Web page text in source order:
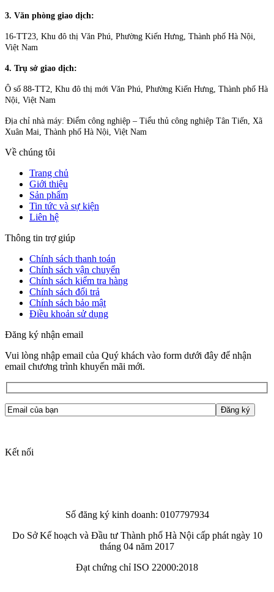
3. Văn phòng giao dịch:
16-TT23, Khu đô thị Văn Phú, Phường Kiến Hưng, Thành phố Hà Nội,
Việt Nam
4. Trụ sở giao dịch:
Ô số 88-TT2, Khu đô thị mới Văn Phú, Phường Kiến Hưng, Thành phố Hà
Nội, Việt Nam
Địa chỉ nhà máy: Điểm công nghiệp – Tiểu thủ công nghiệp Tân Tiến, Xã
Xuân Mai, Thành phố Hà Nội, Việt Nam
Về chúng tôi
Trang chủ
Giới thiệu
Sản phẩm
Tin tức và sự kiện
Liên hệ
Thông tin trợ giúp
Chính sách thanh toán
Chính sách vận chuyển
Chính sách kiểm tra hàng
Chính sách đổi trả
Chính sách bảo mật
Điều khoản sử dụng
Đăng ký nhận email
Vui lòng nhập email của Quý khách vào form dưới đây để nhận
email chương trình khuyến mãi mới.
Kết nối
Số đăng ký kinh doanh: 0107797934
Do Sở Kế hoạch và Đầu tư Thành phố Hà Nội cấp phát ngày 10
tháng 04 năm 2017
Đạt chứng chỉ ISO 22000:2018